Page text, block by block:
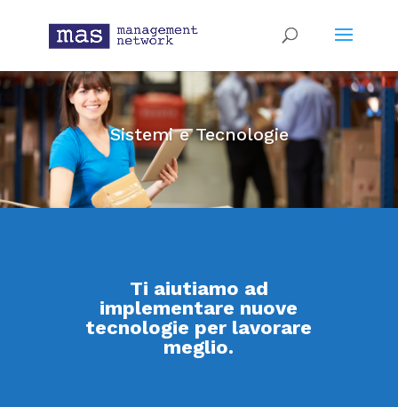
Sistemi e Tecnologie
Ti aiutiamo ad
implementare nuove
tecnologie per lavorare
meglio.